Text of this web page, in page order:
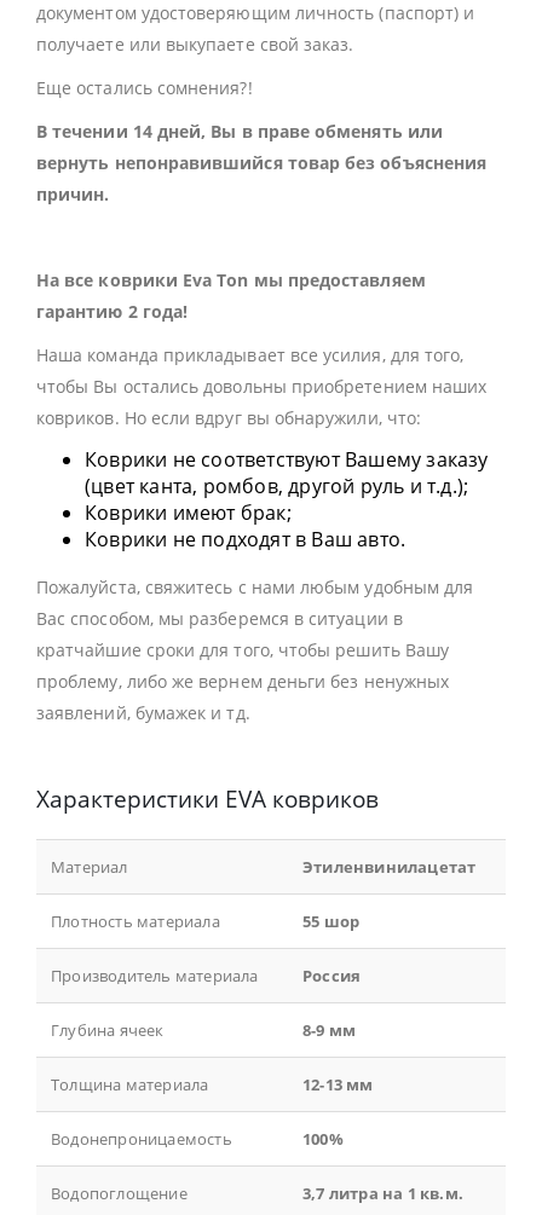
документом удостоверяющим личность (паспорт) и
получаете или выкупаете свой заказ.
Еще остались сомнения?!
В течении 14 дней, Вы в праве обменять или
вернуть непонравившийся товар без объяснения
причин.
На все коврики Eva Ton мы предоставляем
гарантию 2 года!
Наша команда прикладывает все усилия, для того,
чтобы Вы остались довольны приобретением наших
ковриков. Но если вдруг вы обнаружили, что:
Коврики не соответствуют Вашему заказу
(цвет канта, ромбов, другой руль и т.д.);
Коврики имеют брак;
Коврики не подходят в Ваш авто.
Пожалуйста, свяжитесь с нами любым удобным для
Вас способом, мы разберемся в ситуации в
кратчайшие сроки для того, чтобы решить Вашу
проблему, либо же вернем деньги без ненужных
заявлений, бумажек и тд.
Характеристики EVA ковриков
Материал Этиленвинилацетат
Плотность материала 55 шор
Производитель материала Россия
Глубина ячеек 8-9 мм
Толщина материала 12-13 мм
Водонепроницаемость 100%
Водопоглощение 3,7 литра на 1 кв.м.